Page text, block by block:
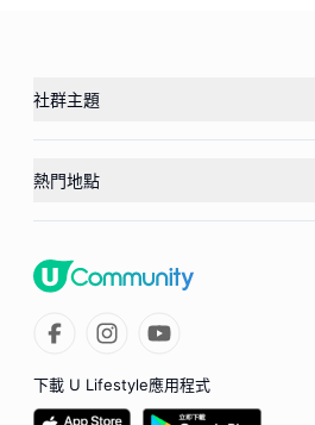
社群主題
熱門地點
下載 U Lifestyle應用程式